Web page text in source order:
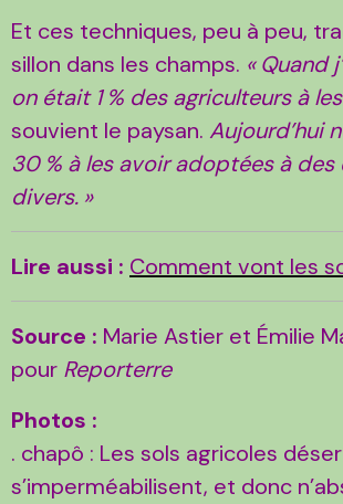
Et ces techniques, peu à peu,
sillon dans les champs. « Quand
on était 1 % des agriculteurs à
souvient le paysan. Aujourd’hui
30 % à les avoir adoptées à des
divers. »
Lire aussi : Comment vont les
Source : Marie Astier et Émilie
pour Reporterre
Photos :
. chapô : Les sols agricoles
s’imperméabilisent, et donc